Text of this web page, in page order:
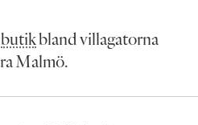
butikbland villagatorna
Malmö.